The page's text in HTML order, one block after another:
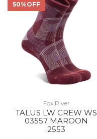
50%OFF
Fox River
TALUS LW CREW WS
03557 MAROON
2553